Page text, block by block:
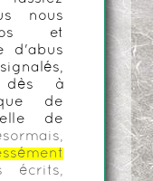
nous
et
d'abus
dès à
de
de
écrits,